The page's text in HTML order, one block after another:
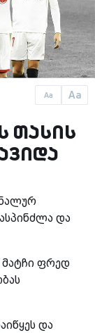
Aa Aa
თასის
და
ფრედ
და